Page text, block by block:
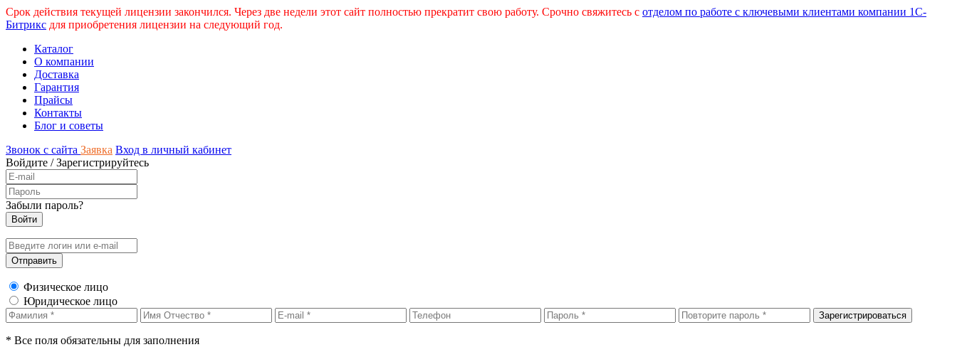
Срок действия текущей лицензии закончился. Через две недели этот сайт полностью прекратит свою работу. Срочно свяжитесь с отделом по работе с ключевыми клиентами компании 1С-
Битрикс для приобретения лицензии на следующий год.
Каталог
О компании
Доставка
Гарантия
Прайсы
Контакты
Блог и советы
Звонок с сайта Заявка Вход в личный кабинет
Войдите /Зарегистрируйтесь
Забыли пароль?
Физическое лицо
Юридическое лицо
* Все поля обязательны для заполнения